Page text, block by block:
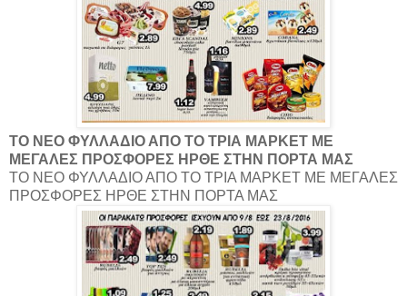
ΤΟ NEO ΦΥΛΛΑΔΙΟ ΑΠΟ ΤΟ ΤΡΙΑ ΜΑΡΚΕΤ ΜΕ
ΜΕΓΑΛΕΣ ΠΡΟΣΦΟΡΕΣ ΗΡΘΕ ΣΤΗΝ ΠΟΡΤΑ ΜΑΣ
ΤΟ NEO ΦΥΛΛΑΔΙΟ ΑΠΟ ΤΟ ΤΡΙΑ ΜΑΡΚΕΤ ΜΕ ΜΕΓΑΛΕΣ
ΠΡΟΣΦΟΡΕΣ ΗΡΘΕ ΣΤΗΝ ΠΟΡΤΑ ΜΑΣ